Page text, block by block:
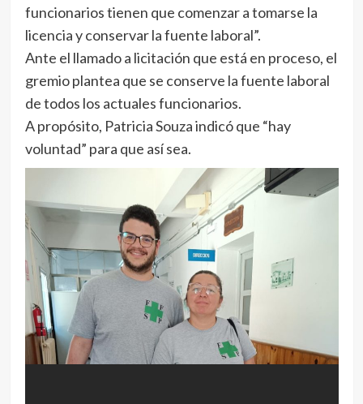
funcionarios tienen que comenzar a tomarse la
licencia y conservar la fuente laboral”.
Ante el llamado a licitación que está en proceso, el
gremio plantea que se conserve la fuente laboral
de todos los actuales funcionarios.
A propósito, Patricia Souza indicó que “hay
voluntad” para que así sea.